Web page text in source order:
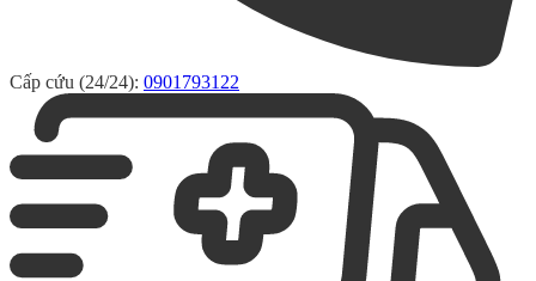
Cấp cứu (24/24): 0901793122